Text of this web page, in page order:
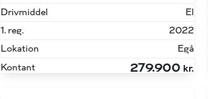
Drivmiddel
El
1. reg.
2022
Lokation
Egå
Kontant
279.900 kr.